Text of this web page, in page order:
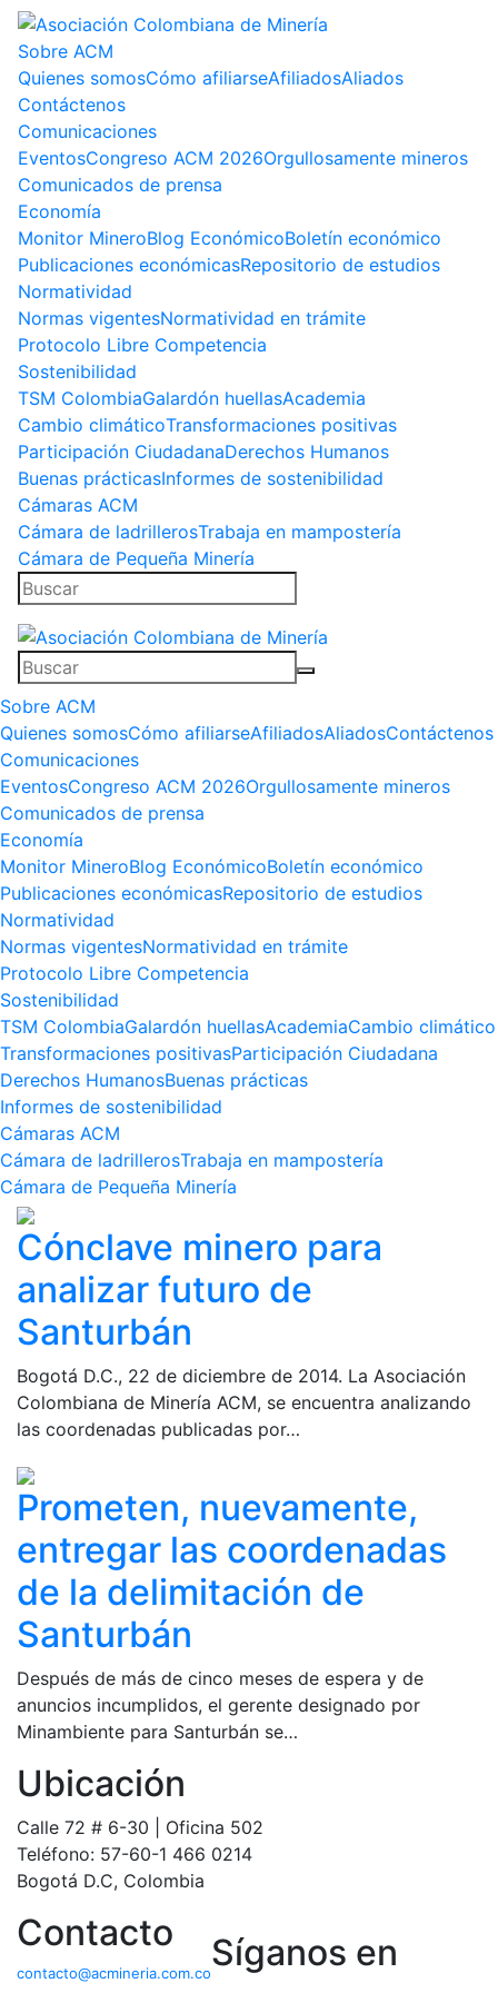
Sobre ACM
Quienes somosCómo afiliarseAfiliadosAliados
Contáctenos
Comunicaciones
EventosCongreso ACM 2026Orgullosamente mineros
Comunicados de prensa
Economía
Monitor MineroBlog EconómicoBoletín económico
Publicaciones económicasRepositorio de estudios
Normatividad
Normas vigentesNormatividad en trámite
Protocolo Libre Competencia
Sostenibilidad
TSM ColombiaGalardón huellasAcademia
Cambio climáticoTransformaciones positivas
Participación CiudadanaDerechos Humanos
Buenas prácticasInformes de sostenibilidad
Cámaras ACM
Cámara de ladrillerosTrabaja en mampostería
Cámara de Pequeña Minería
Sobre ACM
Quienes somosCómo afiliarseAfiliadosAliadosContáctenos
Comunicaciones
EventosCongreso ACM 2026Orgullosamente mineros
Comunicados de prensa
Economía
Monitor MineroBlog EconómicoBoletín económico
Publicaciones económicasRepositorio de estudios
Normatividad
Normas vigentesNormatividad en trámite
Protocolo Libre Competencia
Sostenibilidad
TSM ColombiaGalardón huellasAcademiaCambio climático
Transformaciones positivasParticipación Ciudadana
Derechos HumanosBuenas prácticas
Informes de sostenibilidad
Cámaras ACM
Cámara de ladrillerosTrabaja en mampostería
Cámara de Pequeña Minería
Cónclave minero para
analizar futuro de
Santurbán
Bogotá D.C., 22 de diciembre de 2014. La Asociación
Colombiana de Minería ACM, se encuentra analizando
las coordenadas publicadas por…
Prometen, nuevamente,
entregar las coordenadas
de la delimitación de
Santurbán
Después de más de cinco meses de espera y de
anuncios incumplidos, el gerente designado por
Minambiente para Santurbán se…
Ubicación
Calle 72 # 6-30 | Oficina 502
Teléfono: 57-60-1 466 0214
Bogotá D.C, Colombia
Contacto
contacto@acmineria.com.coSíganos en